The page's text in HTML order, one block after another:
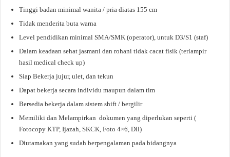
Tinggi badan minimal wanita / pria diatas 155 cm
Tidak menderita buta warna
Level pendidikan minimal SMA/SMK (operator), untuk D3/S1 (staf)
Dalam keadaan sehat jasmani dan rohani tidak cacat fisik (terlampir
hasil medical check up)
Siap Bekerja jujur, ulet, dan tekun
Dapat bekerja secara individu maupun dalam tim
Bersedia bekerja dalam sistem shift / bergilir
Memiliki dan Melampirkan dokumen yang diperlukan seperti (
Fotocopy KTP, Ijazah, SKCK, Foto 4×6, Dll)
Diutamakan yang sudah berpengalaman pada bidangnya